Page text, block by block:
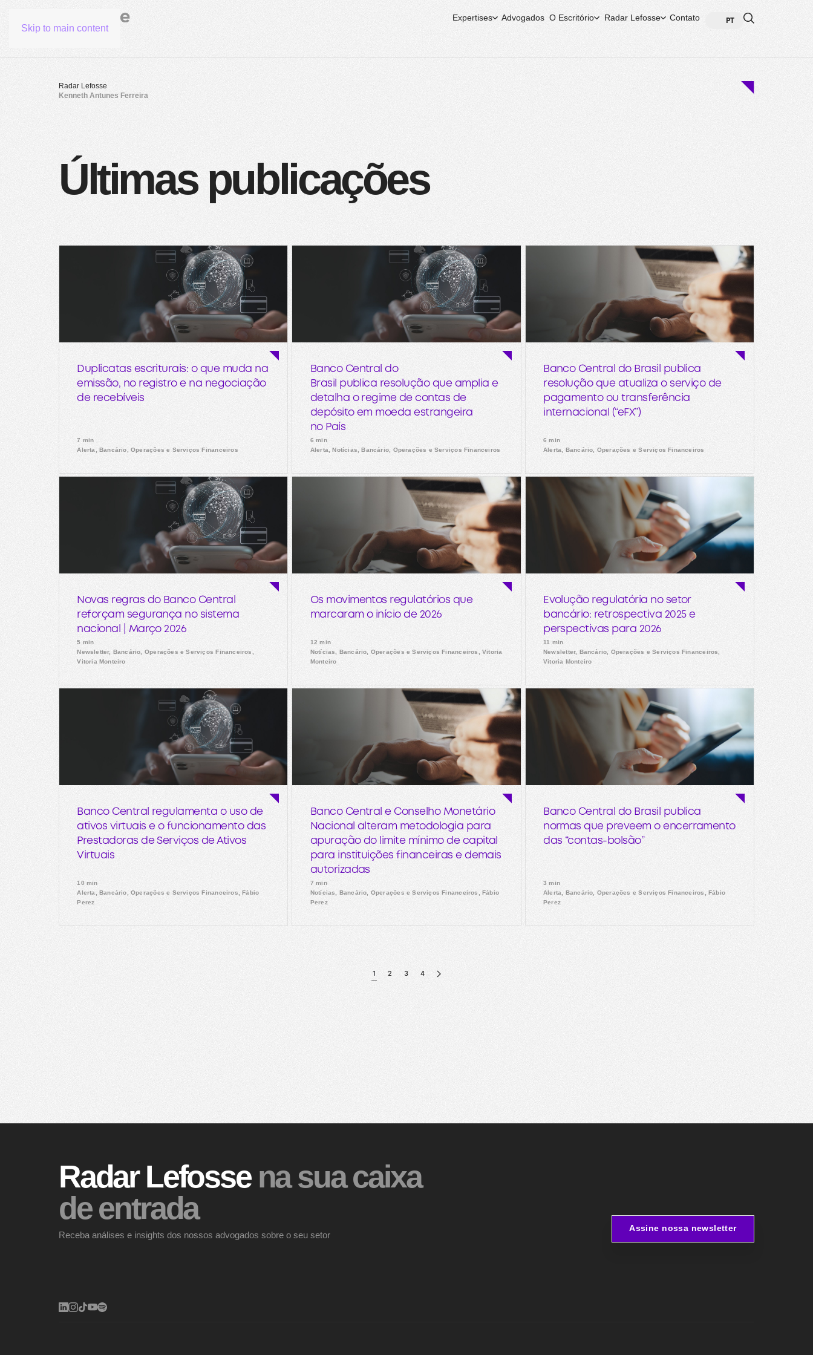
Skip to main content
Expertises Advogados O Escritório Radar Lefosse Contato PT
Radar Lefosse
Kenneth Antunes Ferreira
Últimas publicações
Duplicatas escriturais: o que muda na
emissão, no registro e na negociação
de recebíveis
7 min
Alerta, Bancário, Operações e Serviços Financeiros
Banco Central do
Brasil publica resolução que amplia e
detalha o regime de contas de
depósito em moeda estrangeira
no País
6 min
Alerta, Notícias, Bancário, Operações e Serviços Financeiros
Banco Central do Brasil publica
resolução que atualiza o serviço de
pagamento ou transferência
internacional (“eFX”)
6 min
Alerta, Bancário, Operações e Serviços Financeiros
Novas regras do Banco Central
reforçam segurança no sistema
nacional | Março 2026
5 min
Newsletter, Bancário, Operações e Serviços Financeiros,
Vitoria Monteiro
Os movimentos regulatórios que
marcaram o início de 2026
12 min
Notícias, Bancário, Operações e Serviços Financeiros, Vitoria
Monteiro
Evolução regulatória no setor
bancário: retrospectiva 2025 e
perspectivas para 2026
11 min
Newsletter, Bancário, Operações e Serviços Financeiros,
Vitoria Monteiro
Banco Central regulamenta o uso de
ativos virtuais e o funcionamento das
Prestadoras de Serviços de Ativos
Virtuais
10 min
Alerta, Bancário, Operações e Serviços Financeiros, Fábio
Perez
Banco Central e Conselho Monetário
Nacional alteram metodologia para
apuração do limite mínimo de capital
para instituições financeiras e demais
autorizadas
7 min
Notícias, Bancário, Operações e Serviços Financeiros, Fábio
Perez
Banco Central do Brasil publica
normas que preveem o encerramento
das “contas-bolsão”
3 min
Alerta, Bancário, Operações e Serviços Financeiros, Fábio
Perez
1 2 3 4
Radar Lefossena sua caixa
de entrada
Receba análises e insights dos nossos advogados sobre o seu setor
Assine nossa newsletter